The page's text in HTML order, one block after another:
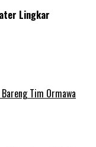
Lingkar
Tim Ormawa